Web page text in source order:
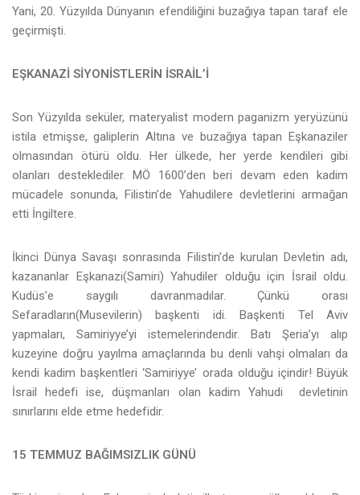
Yani, 20. Yüzyılda Dünyanın efendiliğini buzağıya tapan taraf ele
geçirmişti.
EŞKANAZİ SİYONİSTLERİN İSRAİL’İ
Son Yüzyılda seküler, materyalist modern paganizm yeryüzünü
istila etmişse, galiplerin Altına ve buzağıya tapan Eşkanaziler
olmasından ötürü oldu. Her ülkede, her yerde kendileri gibi
olanları desteklediler. MÖ 1600’den beri devam eden kadim
mücadele sonunda, Filistin’de Yahudilere devletlerini armağan
etti İngiltere.
İkinci Dünya Savaşı sonrasında Filistin’de kurulan Devletin adı,
kazananlar Eşkanazi(Samiri) Yahudiler olduğu için İsrail oldu.
Kudüs’e saygılı davranmadılar. Çünkü orası
Sefaradların(Musevilerin) başkenti idi. Başkenti Tel Aviv
yapmaları, Samiriyye’yi istemelerindendir. Batı Şeria’yı alıp
kuzeyine doğru yayılma amaçlarında bu denli vahşi olmaları da
kendi kadim başkentleri ‘Samiriyye’ orada olduğu içindir! Büyük
İsrail hedefi ise, düşmanları olan kadim Yahudi devletinin
sınırlarını elde etme hedefidir.
15 TEMMUZ BAĞIMSIZLIK GÜNÜ